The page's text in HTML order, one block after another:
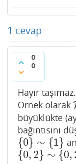
1 cevap
0
0
Hayır
Örnek olarak
büyüklükte
bağıntısını
{0} ∼ {1}
{0}∼ {1
{0, 2} ∼ {0,
{0,2 }∼ 0,2 }